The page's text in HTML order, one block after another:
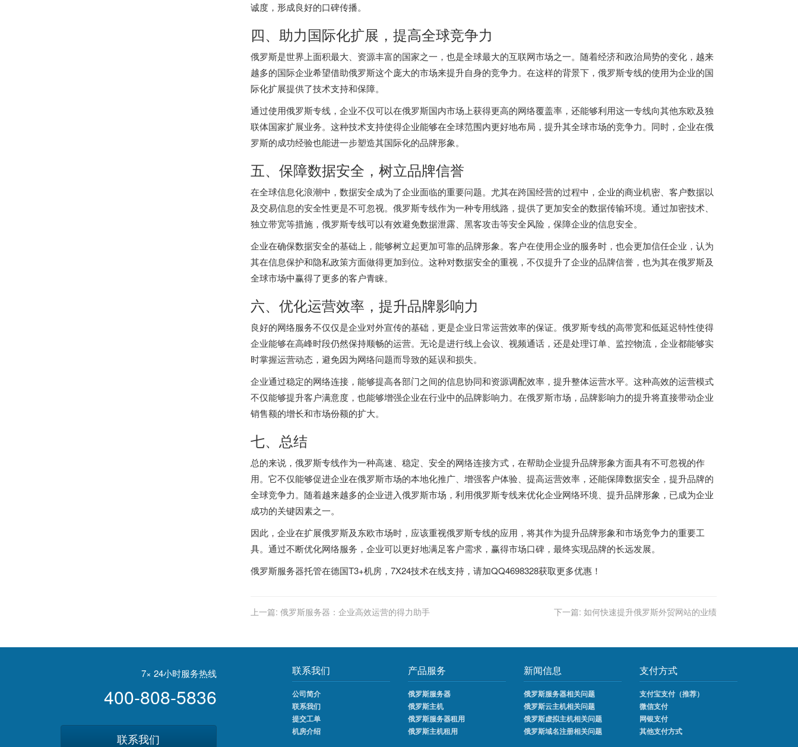
诚度，形成良好的口碑传播。
四、助力国际化扩展，提高全球竞争力
俄罗斯是世界上面积最大、资源丰富的国家之一，也是全球最大的互联网市场之一。随着经济和政治局势的变化，越来
越多的国际企业希望借助俄罗斯这个庞大的市场来提升自身的竞争力。在这样的背景下， 俄罗斯专线的使用为企业的国
际化扩展提供了技术支持和保障。
通过使用俄罗斯专线 ，企业不仅可以在俄罗斯国内市场上获得更高的网络覆盖率，还能够利用这一专线向其他东欧及独
联体国家扩展业务。这种技术支持使得企业能够在全球范围内更好地布局，提升其全球市场的竞争力。同时，企业在俄
罗斯的成功经验也能进一步塑造其国际化的品牌形象。
五、保障数据安全，树立品牌信誉
在全球信息化浪潮中，数据安全成为了企业面临的重要问题。尤其在跨国经营的过程中，企业的商业机密、客户数据以
及交易信息的安全性更是不可忽视。 俄罗斯专线作为一种专用线路，提供了更加安全的数据传输环境。通过加密技术、
独立带宽等措施， 俄罗斯专线可以有效避免数据泄露、黑客攻击等安全风险，保障企业的信息安全。
企业在确保数据安全的基础上，能够树立起更加可靠的品牌形象。客户在使用企业的服务时，也会更加信任企业，认为
其在信息保护和隐私政策方面做得更加到位。这种对数据安全的重视，不仅提升了企业的品牌信誉，也为其在俄罗斯及
全球市场中赢得了更多的客户青睐。
六、优化运营效率，提升品牌影响力
良好的网络服务不仅仅是企业对外宣传的基础，更是企业日常运营效率的保证。 俄罗斯专线的高带宽和低延迟特性使得
企业能够在高峰时段仍然保持顺畅的运营。无论是进行线上会议、视频通话，还是处理订单、监控物流，企业都能够实
时掌握运营动态，避免因为网络问题而导致的延误和损失。
企业通过稳定的网络连接，能够提高各部门之间的信息协同和资源调配效率，提升整体运营水平。这种高效的运营模式
不仅能够提升客户满意度，也能够增强企业在行业中的品牌影响力。在俄罗斯市场，品牌影响力的提升将直接带动企业
销售额的增长和市场份额的扩大。
七、总结
总的来说， 俄罗斯专线作为一种高速、稳定、安全的网络连接方式，在帮助企业提升品牌形象方面具有不可忽视的作
用。它不仅能够促进企业在俄罗斯市场的本地化推广、增强客户体验、提高运营效率，还能保障数据安全，提升品牌的
全球竞争力。随着越来越多的企业进入俄罗斯市场，利用俄罗斯专线来优化企业网络环境、提升品牌形象，已成为企业
成功的关键因素之一。
因此，企业在扩展俄罗斯及东欧市场时，应该重视俄罗斯专线的应用，将其作为提升品牌形象和市场竞争力的重要工
具。通过不断优化网络服务，企业可以更好地满足客户需求，赢得市场口碑，最终实现品牌的长远发展。
俄罗斯服务器托管在德国T3+机房，7X24技术在线支持，请加QQ4698328获取更多优惠！
上一篇: 俄罗斯服务器：企业高效运营的得力助手 下一篇: 如何快速提升俄罗斯外贸网站的业绩
7× 24小时服务热线
400-808-5836
联系我们
联系我们
公司简介
联系我们
提交工单
机房介绍
产品服务
俄罗斯服务器
俄罗斯主机
俄罗斯服务器租用
俄罗斯主机租用
新闻信息
俄罗斯服务器相关问题
俄罗斯云主机相关问题
俄罗斯虚拟主机相关问题
俄罗斯域名注册相关问题
支付方式
支付宝支付（推荐）
微信支付
网银支付
其他支付方式